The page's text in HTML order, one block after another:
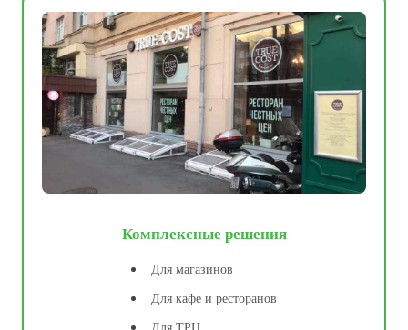
Комплексные решения
Для магазинов
Для кафе и ресторанов